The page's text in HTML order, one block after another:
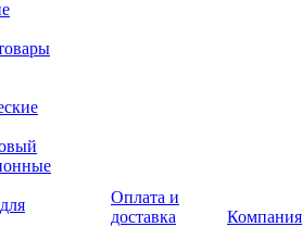
Оплата и
доставка
Компания